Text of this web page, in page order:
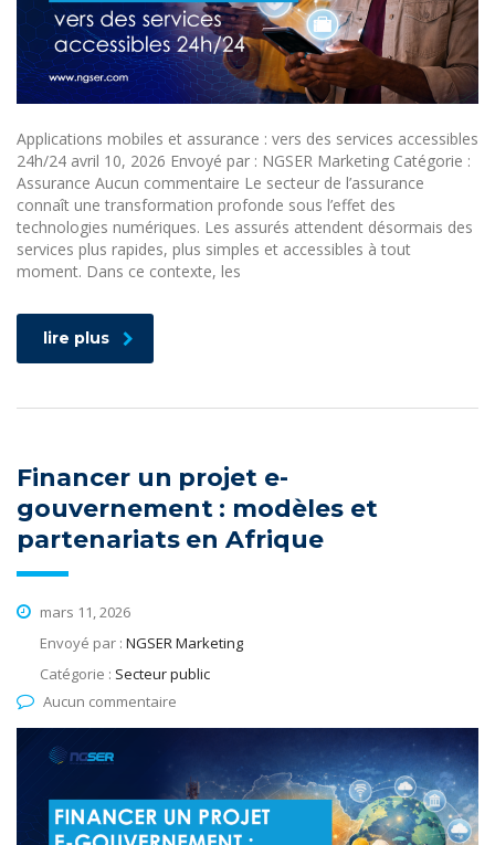
Applications mobiles et assurance : vers des services accessibles
24h/24 avril 10, 2026 Envoyé par : NGSER Marketing Catégorie :
Assurance Aucun commentaire Le secteur de l’assurance
connaît une transformation profonde sous l’effet des
technologies numériques. Les assurés attendent désormais des
services plus rapides, plus simples et accessibles à tout
moment. Dans ce contexte, les
lire plus
Financer un projet e-
gouvernement : modèles et
partenariats en Afrique
mars 11, 2026
Envoyé par : NGSER Marketing
Catégorie : Secteur public
Aucun commentaire